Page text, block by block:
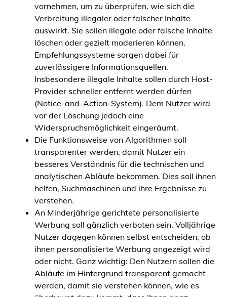
vornehmen, um zu überprüfen, wie sich die
Verbreitung illegaler oder falscher Inhalte
auswirkt. Sie sollen illegale oder falsche Inhalte
löschen oder gezielt moderieren können.
Empfehlungssysteme sorgen dabei für
zuverlässigere Informationsquellen.
Insbesondere illegale Inhalte sollen durch Host-
Provider schneller entfernt werden dürfen
(Notice-and-Action-System). Dem Nutzer wird
vor der Löschung jedoch eine
Widerspruchsmöglichkeit eingeräumt.
Die Funktionsweise von Algorithmen soll
transparenter werden, damit Nutzer ein
besseres Verständnis für die technischen und
analytischen Abläufe bekommen. Dies soll ihnen
helfen, Suchmaschinen und ihre Ergebnisse zu
verstehen.
An Minderjährige gerichtete personalisierte
Werbung soll gänzlich verboten sein. Volljährige
Nutzer dagegen können selbst entscheiden, ob
ihnen personalisierte Werbung angezeigt wird
oder nicht. Ganz wichtig: Den Nutzern sollen die
Abläufe im Hintergrund transparent gemacht
werden, damit sie verstehen können, wie es